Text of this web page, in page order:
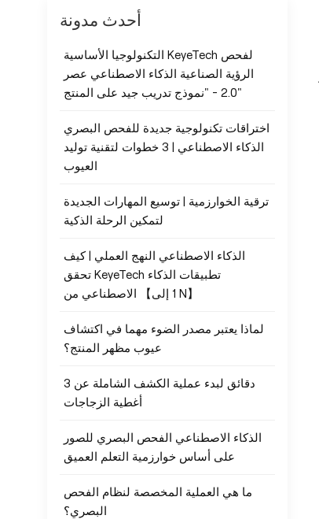
أحدث مدونة
التكنولوجيا الأساسية KeyeTech لفحص
الرؤية الصناعية الذكاء الاصطناعي عصر
2.0 - "نموذج تدريب جيد على المنتج"
اختراقات تكنولوجية جديدة للفحص البصري
الذكاء الاصطناعي | 3 خطوات لتقنية توليد
العيوب
ترقية الخوارزمية | توسيع المهارات الجديدة
لتمكين الرحلة الذكية
الذكاء الاصطناعي النهج العملي | كيف
تحقق KeyeTech تطبيقات الذكاء
الاصطناعي من 【1 إلى N】
لماذا يعتبر مصدر الضوء مهما في اكتشاف
عيوب مظهر المنتج؟
3 دقائق لبدء عملية الكشف الشاملة عن
أغطية الزجاجات
الذكاء الاصطناعي الفحص البصري للصور
على أساس خوارزمية التعلم العميق
ما هي العملية المخصصة لنظام الفحص
البصري؟